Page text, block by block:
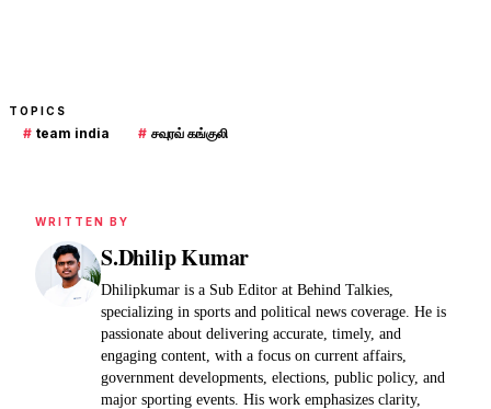
TOPICS
# team india # சவுரவ் கங்குலி
WRITTEN BY
S.Dhilip Kumar
Dhilipkumar is a Sub Editor at Behind Talkies,
specializing in sports and political news coverage. He is
passionate about delivering accurate, timely, and
engaging content, with a focus on current affairs,
government developments, elections, public policy, and
major sporting events. His work emphasizes clarity,